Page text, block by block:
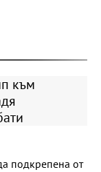
към
подкрепена от